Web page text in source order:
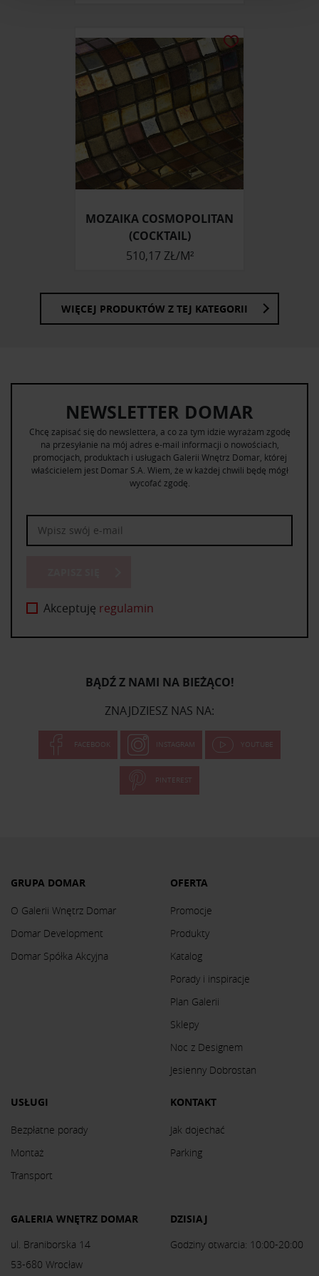
korzystasz z naszej witryny, udostępniamy partnerom
społecznościowym, reklamowym i analitycznym.
Partnerzy mogą połączyć te informacje z innymi danymi
otrzymanymi od Ciebie lub uzyskanymi podczas
korzystania z ich usług.
MOZAIKA COSMOPOLITAN
(COCKTAIL)
510,17 ZŁ/M²
WIĘCEJ PRODUKTÓW Z TEJ KATEGORII
NEWSLETTER DOMAR
Chcę zapisać się do newslettera, a co za tym idzie wyrażam zgodę
na przesyłanie na mój adres e-mail informacji o nowościach,
promocjach, produktach i usługach Galerii Wnętrz Domar, której
właścicielem jest Domar S.A. Wiem, że w każdej chwili będę mógł
wycofać zgodę.
Akceptuję regulamin
BĄDŹ Z NAMI NA BIEŻĄCO!
ZNAJDZIESZ NAS NA:
FACEBOOK INSTAGRAM YOUTUBE
PINTEREST
GRUPA DOMAR
O Galerii Wnętrz Domar
Domar Development
Domar Spółka Akcyjna
OFERTA
Promocje
Produkty
Katalog
Porady i inspiracje
Plan Galerii
Sklepy
Noc z Designem
Jesienny Dobrostan
USŁUGI
Bezpłatne porady
Montaż
Transport
KONTAKT
Jak dojechać
Parking
GALERIA WNĘTRZ DOMAR
ul. Braniborska 14
53-680 Wrocław
DZISIAJ
Godziny otwarcia: 10:00-20:00